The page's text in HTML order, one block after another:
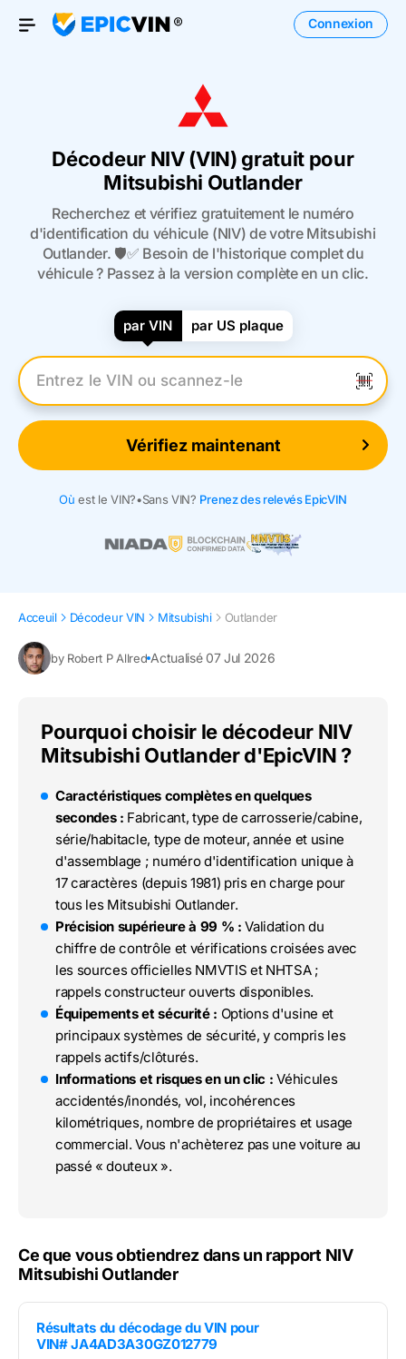
Open Menu
Connexion
Décodeur NIV (VIN) gratuit pour
Mitsubishi Outlander
Recherchez et vérifiez gratuitement le numéro
d'identification du véhicule (NIV) de votre Mitsubishi
Outlander. 🛡️✅ Besoin de l'historique complet du
véhicule ? Passez à la version complète en un clic.
par VIN par US plaque
Entrez le numéro VIN
Vérifiez maintenant
Où est le VIN?•Sans VIN? Prenez des relevés EpicVIN
Acceuil Décodeur VIN Mitsubishi Outlander
by Robert P Allred Actualisé 07 Jul 2026
Pourquoi choisir le décodeur NIV
Mitsubishi Outlander d'EpicVIN ?
Caractéristiques complètes en quelques
secondes : Fabricant, type de carrosserie/cabine,
série/habitacle, type de moteur, année et usine
d'assemblage ; numéro d'identification unique à
17 caractères (depuis 1981) pris en charge pour
tous les Mitsubishi Outlander.
Précision supérieure à 99 % : Validation du
chiffre de contrôle et vérifications croisées avec
les sources officielles NMVTIS et NHTSA ;
rappels constructeur ouverts disponibles.
Équipements et sécurité : Options d'usine et
principaux systèmes de sécurité, y compris les
rappels actifs/clôturés.
Informations et risques en un clic : Véhicules
accidentés/inondés, vol, incohérences
kilométriques, nombre de propriétaires et usage
commercial. Vous n'achèterez pas une voiture au
passé « douteux ».
Ce que vous obtiendrez dans un rapport NIV
Mitsubishi Outlander
Résultats du décodage du VIN pour
VIN# JA4AD3A30GZ012779